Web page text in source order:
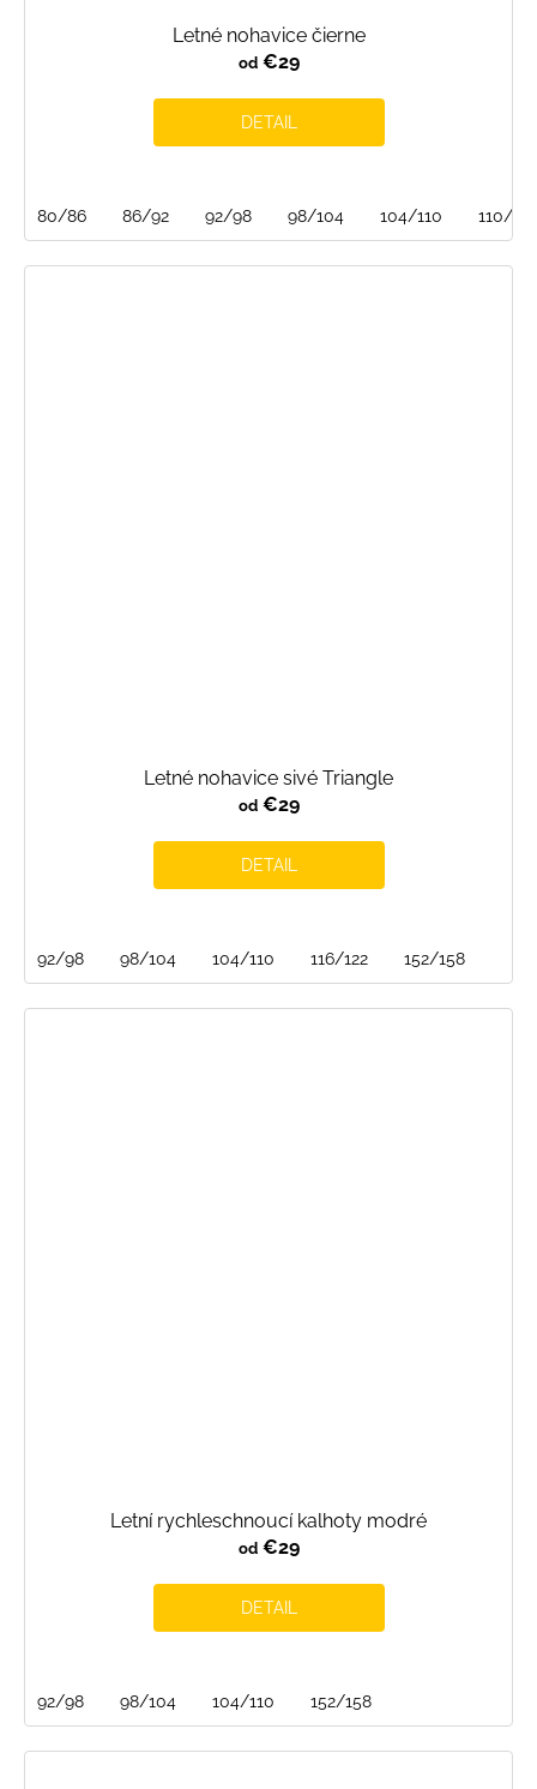
Letné nohavice čierne
od€29
DETAIL
80/86 86/92 92/98 98/104 104/110 110/116
Letné nohavice sivé Triangle
od€29
DETAIL
92/98 98/104 104/110 116/122 152/158
Letní rychleschnoucí kalhoty modré
od€29
DETAIL
92/98 98/104 104/110 152/158